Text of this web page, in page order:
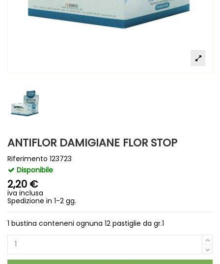
ANTIFLOR DAMIGIANE FLOR STOP
Riferimento 123723
Disponibile
2,20 €
iva inclusa
Spedizione in 1-2 gg.
1 bustina conteneni ognuna 12 pastiglie da gr.1